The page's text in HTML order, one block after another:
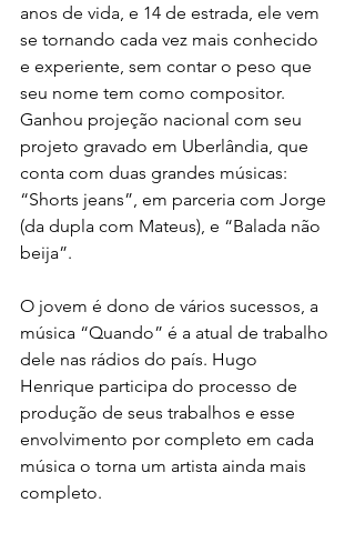
anos de vida, e 14 de estrada, ele vem
se tornando cada vez mais conhecido
e experiente, sem contar o peso que
seu nome tem como compositor.
Ganhou projeção nacional com seu
projeto gravado em Uberlândia, que
conta com duas grandes músicas:
“Shorts jeans”, em parceria com Jorge
(da dupla com Mateus), e “Balada não
beija”.
O jovem é dono de vários sucessos, a
música “Quando” é a atual de trabalho
dele nas rádios do país. Hugo
Henrique participa do processo de
produção de seus trabalhos e esse
envolvimento por completo em cada
música o torna um artista ainda mais
completo.